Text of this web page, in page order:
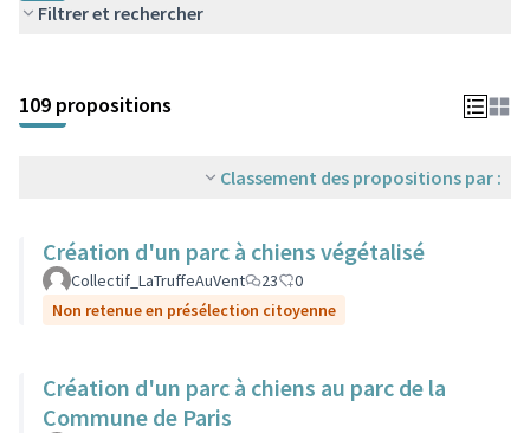
Filtrer et rechercher
+
−
109 propositions
Classement des propositions par :
Création d'un parc à chiens végétalisé
Collectif_LaTruffeAuVent 23
0
Non retenue en présélection citoyenne
Création d'un parc à chiens au parc de la
Commune de Paris